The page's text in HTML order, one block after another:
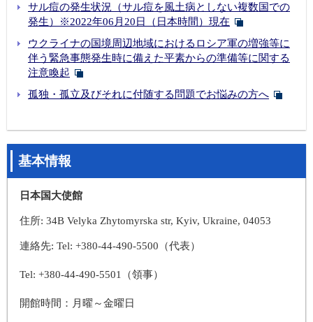
サル痘の発生状況（サル痘を風土病としない複数国での
発生）※2022年06月20日（日本時間）現在
ウクライナの国境周辺地域におけるロシア軍の増強等に
伴う緊急事態発生時に備えた平素からの準備等に関する
注意喚起
孤独・孤立及びそれに付随する問題でお悩みの方へ
基本情報
日本国大使館
住所: 34B Velyka Zhytomyrska str, Kyiv, Ukraine, 04053
連絡先: Tel: +380-44-490-5500（代表）
Tel: +380-44-490-5501（領事）
開館時間：月曜～金曜日